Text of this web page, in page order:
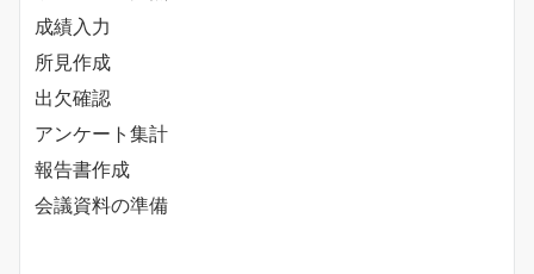
成績入力
所見作成
出欠確認
アンケート集計
報告書作成
会議資料の準備